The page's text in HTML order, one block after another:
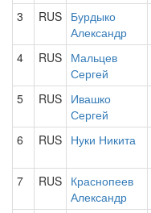
3 RUS Бурдыко
Александр
4 RUS Мальцев
Сергей
5 RUS Ивашко
Сергей
6 RUS Нуки Никита
7 RUS Краснопеев
Александр